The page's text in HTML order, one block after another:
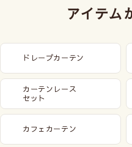
アイテム
ドレープカーテン
カーテンレース
セット
カフェカーテン